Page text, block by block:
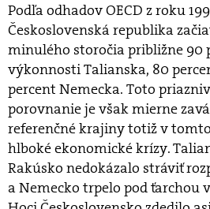
Podľa odhadov OECD z roku
Československá republika
minulého storočia približne 90
výkonnosti Talianska, 80
percent Nemecka. Toto
porovnanie je však mierne
referenčné krajiny totiž v
hlboké ekonomické krízy.
Rakúsko nedokázalo stráviť
a Nemecko trpelo pod ťarchou